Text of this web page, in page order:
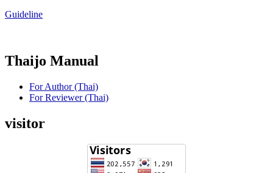
Guideline
Thaijo Manual
For Author (Thai)
For Reviewer (Thai)
visitor